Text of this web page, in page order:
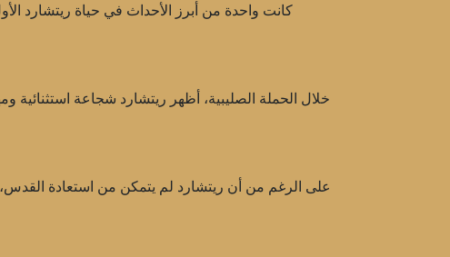
على الرغم من أن ريتشارد لم يتمكن من استعادة القدس،